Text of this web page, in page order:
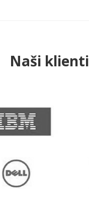
Naši klienti